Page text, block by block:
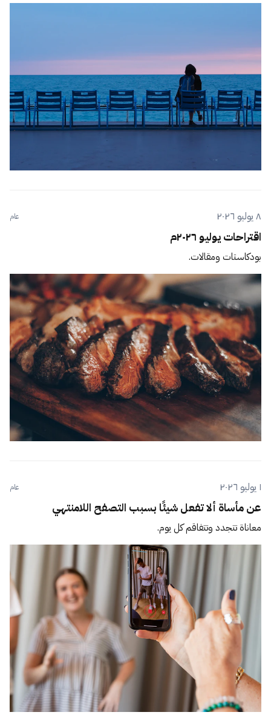
٨ يوليو ٢٠٢٦ عام
اقتراحات يوليو ٢٠٢٦م
بودكاستات ومقالات.
١ يوليو ٢٠٢٦ عام
عن مأساة ألا تفعل شيئًا بسبب التصفح اللامنتهي
معاناة تتجدد وتتفاقم كل يوم.